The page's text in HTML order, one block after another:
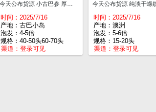
今天公布货源 小古巴参 厚肉囗感胶质好 40-50头¥630 60-70头¥580 90-100头¥480
时间：2025/7/16
产地：古巴小岛
泡发：4-5倍
规格：40-50头60-70头
渠道：登录可见
时间：2025/7/16
产地：澳洲
泡发：5-6倍
规格：15-20头
渠道： 登录可见